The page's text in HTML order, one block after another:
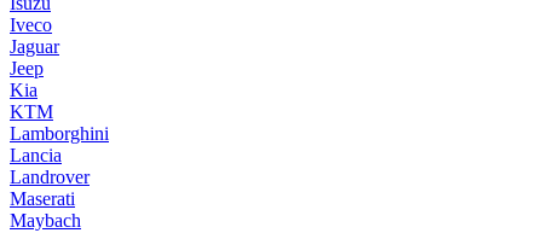
Iveco
Jaguar
Jeep
Kia
KTM
Lamborghini
Lancia
Landrover
Maserati
Maybach